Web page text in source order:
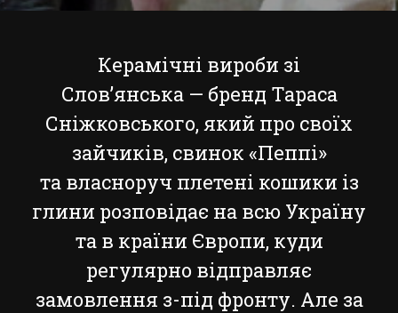
Керамічні вироби зі
Слов’янська — бренд Тараса
Сніжковського, який про своїх
зайчиків, свинок «Пеппі»
та власноруч плетені кошики із
глини розповідає на всю Україну
та в країни Європи, куди
регулярно відправляє
замовлення з-під фронту. Але за